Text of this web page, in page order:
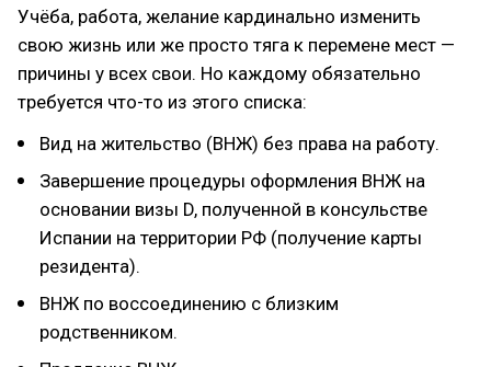
Учёба, работа, желание кардинально изменить
свою жизнь или же просто тяга к перемене мест —
причины у всех свои. Но каждому обязательно
требуется что-то из этого списка:
Вид на жительство (ВНЖ) без права на работу.
Завершение процедуры оформления ВНЖ на
основании визы D, полученной в консульстве
Испании на территории РФ (получение карты
резидента).
ВНЖ по воссоединению с близким
родственником.